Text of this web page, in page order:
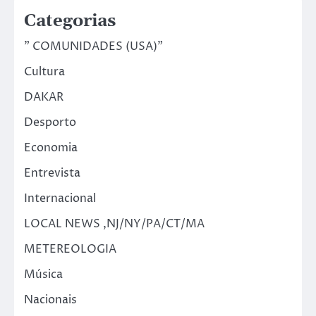
Categorias
" COMUNIDADES (USA)"
Cultura
DAKAR
Desporto
Economia
Entrevista
Internacional
LOCAL NEWS ,NJ/NY/PA/CT/MA
METEREOLOGIA
Música
Nacionais